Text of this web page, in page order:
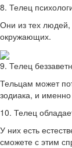
8. Телец
Они из тех людей,
окружающих.
9. Телец
Тельцам может
зодиака, и
10. Телец
У них есть
сможете с этим